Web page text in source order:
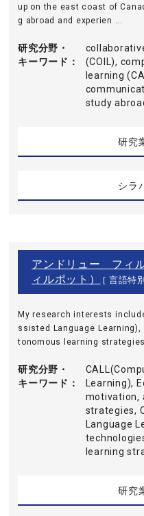
up on the east coast of
g abroad and experien ...
研究分野・
キーワード
(COIL),
learning
study
研究
シラ
アンドリュー フィ
ィルポット）
[ 言語特
My research interests
ssisted Language
tonomous learning
研究分野・
キーワード
Learning),
motivation,
strategies,
Language
learning
研究